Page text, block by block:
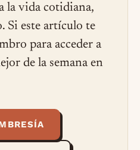
la vida cotidiana,
Si este artículo te
para acceder a
de la semana en